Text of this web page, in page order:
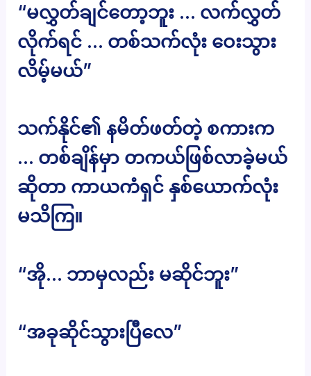
“မလွှတ်ချင်တော့ဘူး … လက်လွှတ်
လိုက်ရင် … တစ်သက်လုံး ဝေးသွား
လိမ့်မယ်”
သက်နိုင်၏ နမိတ်ဖတ်တဲ့ စကားက
… တစ်ချိန်မှာ တကယ်ဖြစ်လာခဲ့မယ်
ဆိုတာ ကာယကံရှင် နှစ်ယောက်လုံး
မသိကြ။
“အို… ဘာမှလည်း မဆိုင်ဘူး”
“အခုဆိုင်သွားပြီလေ”